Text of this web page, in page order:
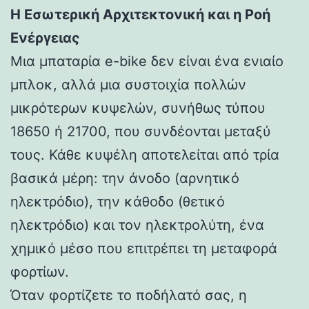
Η Εσωτερική Αρχιτεκτονική και η Ροή
Ενέργειας
Μια μπαταρία e-bike δεν είναι ένα ενιαίο
μπλοκ, αλλά μια συστοιχία πολλών
μικρότερων κυψελών, συνήθως τύπου
18650 ή 21700, που συνδέονται μεταξύ
τους. Κάθε κυψέλη αποτελείται από τρία
βασικά μέρη: την άνοδο (αρνητικό
ηλεκτρόδιο), την κάθοδο (θετικό
ηλεκτρόδιο) και τον ηλεκτρολύτη, ένα
χημικό μέσο που επιτρέπει τη μεταφορά
φορτίων.
Όταν φορτίζετε το ποδήλατό σας, η